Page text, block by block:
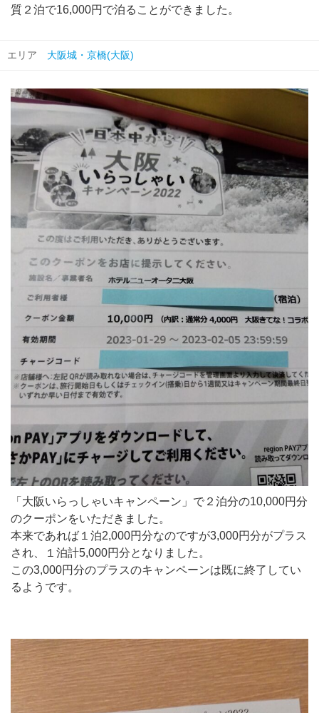
質２泊で16,000円で泊ることができました。
エリア 大阪城・京橋(大阪)
「大阪いらっしゃいキャンペーン」で２泊分の10,000円分
のクーポンをいただきました。
本来であれば１泊2,000円分なのですが3,000円分がプラス
され、１泊計5,000円分となりました。
この3,000円分のプラスのキャンペーンは既に終了してい
るようです。